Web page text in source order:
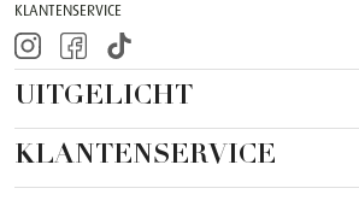
KLANTENSERVICE
UITGELICHT
KLANTENSERVICE